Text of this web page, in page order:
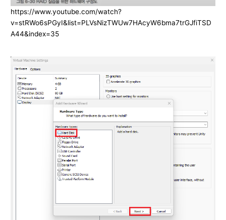
https://www.youtube.com/watch?
v=stRWo6sPGyI&list=PLVsNizTWUw7HAcyW6bma7trGJfiTSD
A44&index=35